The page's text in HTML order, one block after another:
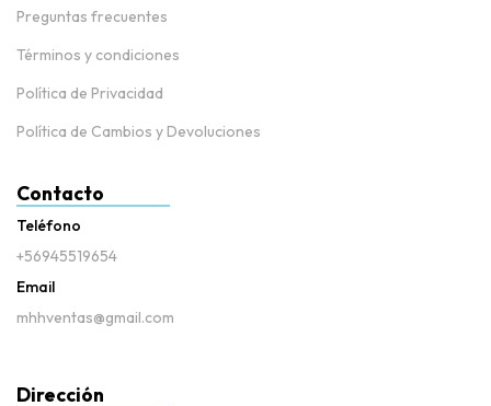
Preguntas frecuentes
Términos y condiciones
Política de Privacidad
Política de Cambios y Devoluciones
Contacto
Teléfono
+56945519654
Email
mhhventas@gmail.com
Dirección